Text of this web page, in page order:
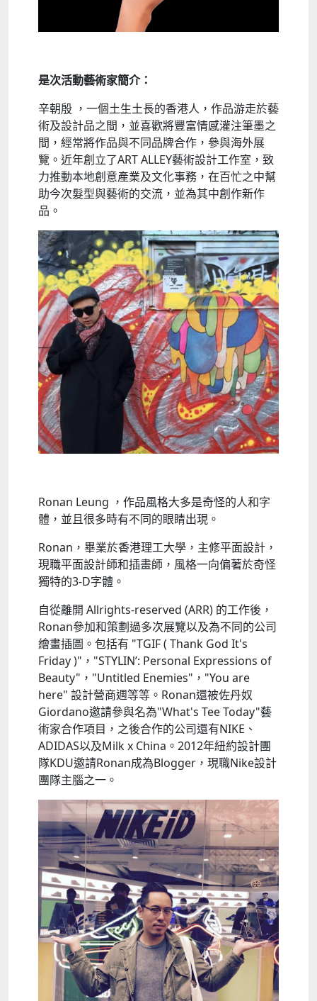
是次活動藝術家簡介：
辛朝殷 ，一個土生土長的香港人，作品游走於藝
術及設計品之間，並喜歡將豐富情感灌注筆墨之
間，經常將作品與不同品牌合作，參與海外展
覽。近年創立了ART ALLEY藝術設計工作室，致
力推動本地創意產業及文化事務，在百忙之中幫
助今次髮型與藝術的交流，並為其中創作新作
品。
Ronan Leung ，作品風格大多是奇怪的人和字
體，並且很多時有不同的眼睛出現。
Ronan，畢業於香港理工大學，主修平面設計，
現職平面設計師和插畫師，風格一向偏著於奇怪
獨特的3-D字體。
自從離開 Allrights-reserved (ARR) 的工作後，
Ronan參加和策劃過多次展覽以及為不同的公司
繪畫插圖。包括有 "TGIF ( Thank God It's
Friday )"，"STYLIN’: Personal Expressions of
Beauty"，"Untitled Enemies"，"You are
here" 設計營商週等等。Ronan還被佐丹奴
Giordano邀請參與名為"What's Tee Today"藝
術家合作項目，之後合作的公司還有NIKE、
ADIDAS以及Milk x China。2012年紐約設計團
隊KDU邀請Ronan成為Blogger，現職Nike設計
團隊主腦之一。